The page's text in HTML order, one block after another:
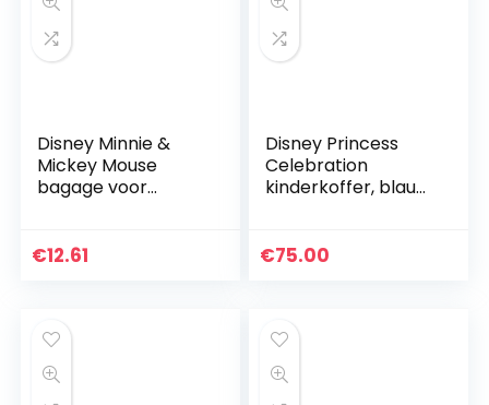
Disney Minnie &
Mickey Mouse
bagage voor
€12.61
Disney Princess
Celebration
kinderkoffer, blauw,
cijfercombinatieslui
€75.00